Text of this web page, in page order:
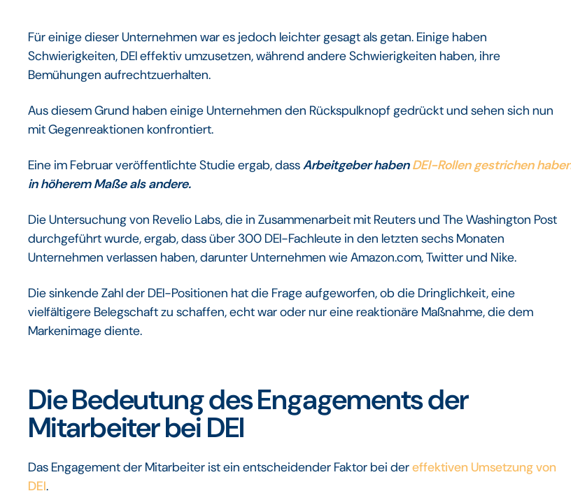
Für einige dieser Unternehmen war es jedoch leichter gesagt als getan. Einige haben
Schwierigkeiten, DEI effektiv umzusetzen, während andere Schwierigkeiten haben, ihre
Bemühungen aufrechtzuerhalten.
Aus diesem Grund haben einige Unternehmen den Rückspulknopf gedrückt und sehen sich nun
mit Gegenreaktionen konfrontiert.
Eine im Februar veröffentlichte Studie ergab, dassArbeitgeber habenDEI-Rollen gestrichen
in höherem Maße als andere.
Die Untersuchung von Revelio Labs, die in Zusammenarbeit mit Reuters und The Washington Post
durchgeführt wurde, ergab, dass über 300 DEI-Fachleute in den letzten sechs Monaten
Unternehmen verlassen haben, darunter Unternehmen wie Amazon.com, Twitter und Nike.
Die sinkende Zahl der DEI-Positionen hat die Frage aufgeworfen, ob die Dringlichkeit, eine
vielfältigere Belegschaft zu schaffen, echt war oder nur eine reaktionäre Maßnahme, die dem
Markenimage diente.
Die Bedeutung des Engagements der
Mitarbeiter bei DEI
Das Engagement der Mitarbeiter ist ein entscheidender Faktor bei dereffektiven Umsetzung von
DEI.